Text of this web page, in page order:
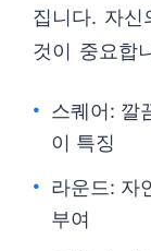
집니다. 자
것이 중요합
스퀘어: 깔
이 특징
라운드: 자
부여